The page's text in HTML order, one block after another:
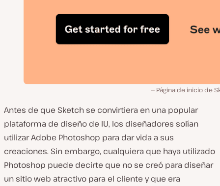
Página de inicio de
Antes de que Sketch se convirtiera en una popular
plataforma de diseño de IU, los diseñadores solían
utilizar Adobe Photoshop para dar vida a sus
creaciones. Sin embargo, cualquiera que haya utilizado
Photoshop puede decirte que no se creó para diseñar
un sitio web atractivo para el cliente y que era